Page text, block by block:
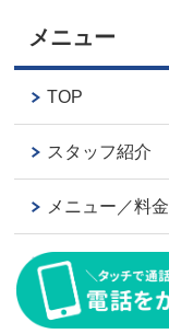
メニュー
TOP
スタッフ紹介
メニュー／料金
よくあるご質問
アクセス